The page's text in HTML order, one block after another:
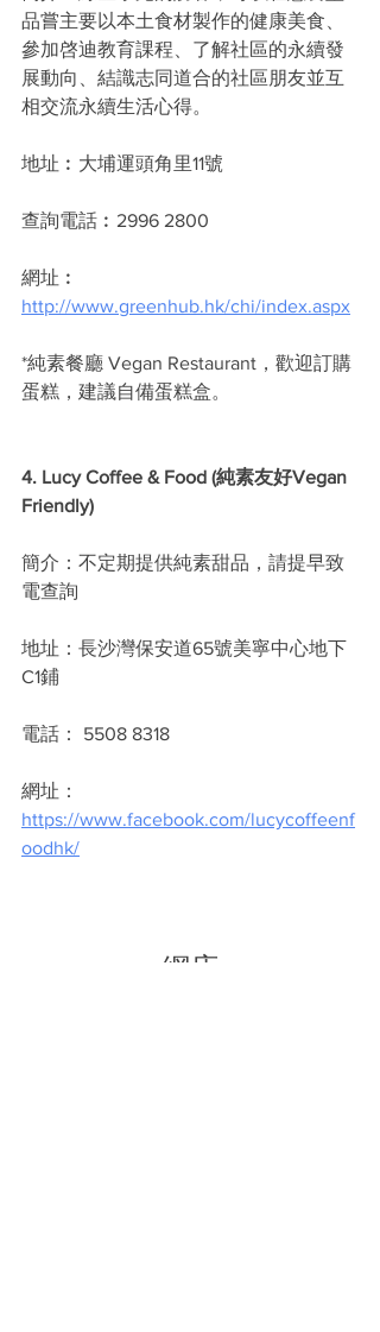
品嘗主要以本土食材製作的健康美食、
參加啓迪教育課程、了解社區的永續發
展動向、結識志同道合的社區朋友並互
相交流永續生活心得。
地址︰大埔運頭角里11號
查詢電話︰2996 2800
網址︰
http://www.greenhub.hk/chi/index.aspx
*純素餐廳 Vegan Restaurant，歡迎訂購
蛋糕，建議自備蛋糕盒。
4. Lucy Coffee & Food (純素友好Vegan
Friendly)
簡介：不定期提供純素甜品，請提早致
電查詢
地址：長沙灣保安道65號美寧中心地下
C1鋪
電話： 5508 8318
網址：
https://www.facebook.com/lucycoffeenf
oodhk/
網店